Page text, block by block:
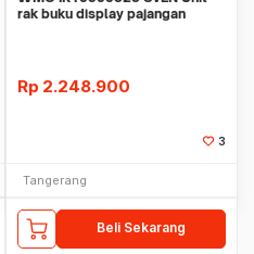
rak buku display pajangan
Rp 2.248.900
3
Tangerang
Beli Sekarang